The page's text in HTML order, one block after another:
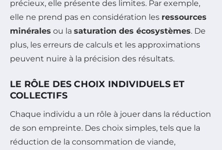
précieux, elle présente des limites. Par exemple,
elle ne prend pas en considération les ressources
minérales ou la saturation des écosystèmes. De
plus, les erreurs de calculs et les approximations
peuvent nuire à la précision des résultats.
LE RÔLE DES CHOIX INDIVIDUELS ET
COLLECTIFS
Chaque individu a un rôle à jouer dans la réduction
de son empreinte. Des choix simples, tels que la
réduction de la consommation de viande,